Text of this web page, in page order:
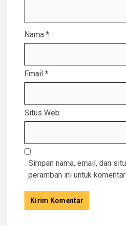
Nama *
Email *
Situs Web
Simpan nama, email, dan
peramban ini untuk